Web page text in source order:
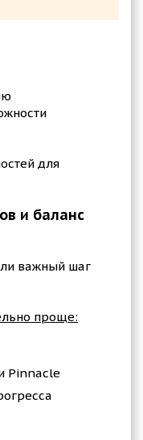
для
и баланс
важный шаг
проще:
Pinnacle